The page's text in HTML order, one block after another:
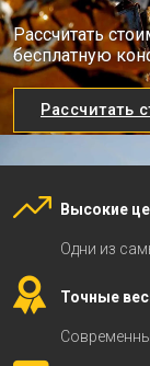
Рассчитать
бесплатную
Рассчитать
Высокие
Одни из
Точные